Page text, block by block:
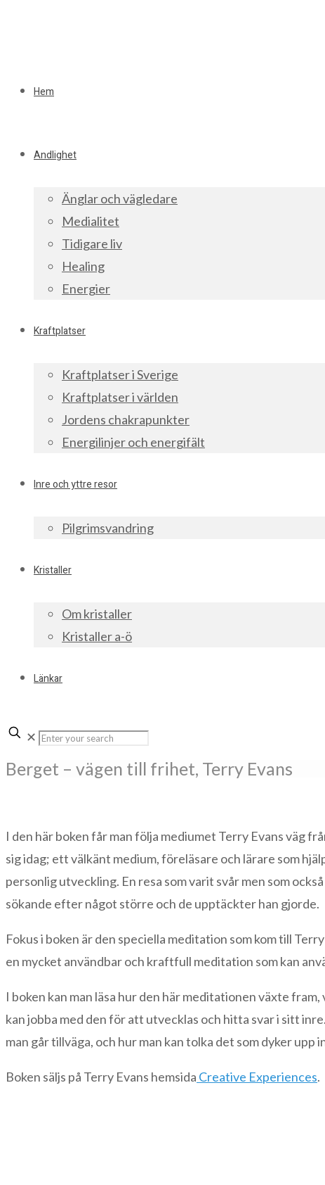
Hem
Andlighet
Änglar och vägledare
Medialitet
Tidigare liv
Healing
Energier
Kraftplatser
Kraftplatser i Sverige
Kraftplatser i världen
Jordens chakrapunkter
Energilinjer och energifält
Inre och yttre resor
Pilgrimsvandring
Kristaller
Om kristaller
Kristaller a-ö
Länkar
✕
Berget – vägen till frihet, Terry Evans
I den här boken får man följa mediumet Terry Evans väg
sig idag; ett välkänt medium, föreläsare och lärare som
personlig utveckling. En resa som varit svår men som
sökande efter något större och de upptäckter han gjorde.
Fokus i boken är den speciella meditation som kom till
en mycket användbar och kraftfull meditation som kan
I boken kan man läsa hur den här meditationen växte
kan jobba med den för att utvecklas och hitta svar i sitt
man går tillväga, och hur man kan tolka det som dyker upp
Boken säljs på Terry Evans hemsida Creative Experiences.